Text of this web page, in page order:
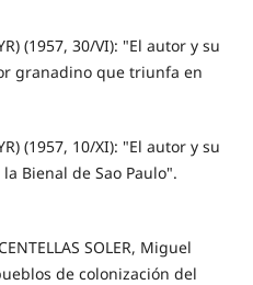
(1957, 30/VI): "El autor y su
granadino que triunfa en
(1957, 10/XI): "El autor y su
Bienal de Sao Paulo".
SOLER, Miguel
de colonización del